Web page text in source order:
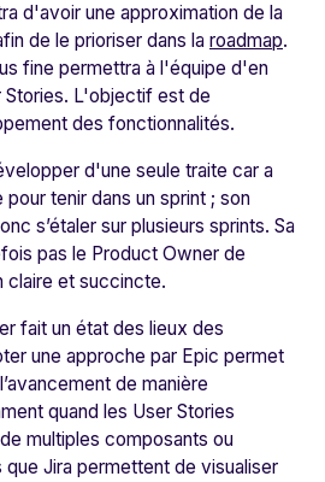
d'avoir une approximation de la
de le prioriser dans la roadmap.
fine permettra à l'équipe d'en
L'objectif est de
des fonctionnalités.
d'une seule traite car a
tenir dans un sprint ; son
s’étaler sur plusieurs sprints. Sa
pas le Product Owner de
claire et succincte.
fait un état des lieux des
une approche par Epic permet
de manière
quand les User Stories
multiples composants ou
Jira permettent de visualiser